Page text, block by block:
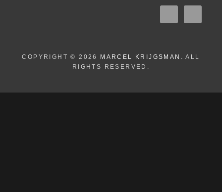
COPYRIGHT © 2026 MARCEL KRIJGSMAN . ALL
RIGHTS RESERVED.